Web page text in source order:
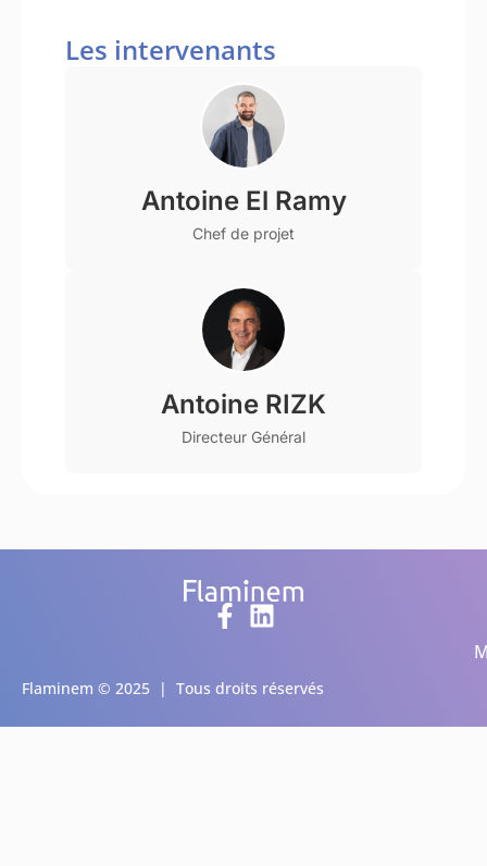
Les intervenants
Antoine El Ramy
Chef de projet
Antoine RIZK
Directeur Général
Flaminem © 2025 | Tous droits réservés